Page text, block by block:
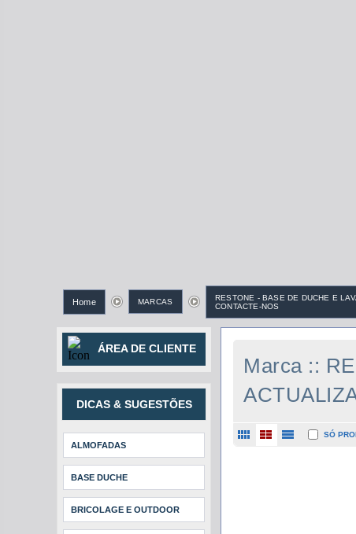
Home MARCAS
RESTONE - BASE DE DUCHE E
CONTACTE-NOS
ÁREA DE CLIENTE
DICAS & SUGESTÕES
ALMOFADAS
BASE DUCHE
BRICOLAGE E OUTDOOR
Marca ::
SÓ